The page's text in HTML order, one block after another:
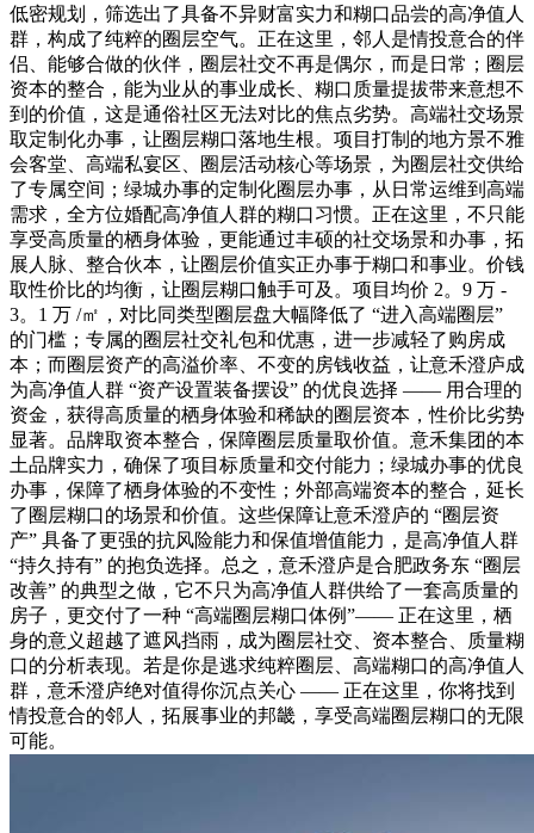
低密规划，筛选出了具备不异财富实力和糊口品尝的高净值人
群，构成了纯粹的圈层空气。正在这里，邻人是情投意合的伴
侣、能够合做的伙伴，圈层社交不再是偶尔，而是日常；圈层
资本的整合，能为业从的事业成长、糊口质量提拔带来意想不
到的价值，这是通俗社区无法对比的焦点劣势。高端社交场景
取定制化办事，让圈层糊口落地生根。项目打制的地方景不雅
会客堂、高端私宴区、圈层活动核心等场景，为圈层社交供给
了专属空间；绿城办事的定制化圈层办事，从日常运维到高端
需求，全方位婚配高净值人群的糊口习惯。正在这里，不只能
享受高质量的栖身体验，更能通过丰硕的社交场景和办事，拓
展人脉、整合伙本，让圈层价值实正办事于糊口和事业。价钱
取性价比的均衡，让圈层糊口触手可及。项目均价 2。9 万 -
3。1 万 /㎡，对比同类型圈层盘大幅降低了 “进入高端圈层”
的门槛；专属的圈层社交礼包和优惠，进一步减轻了购房成
本；而圈层资产的高溢价率、不变的房钱收益，让意禾澄庐成
为高净值人群 “资产设置装备摆设” 的优良选择 —— 用合理的
资金，获得高质量的栖身体验和稀缺的圈层资本，性价比劣势
显著。品牌取资本整合，保障圈层质量取价值。意禾集团的本
土品牌实力，确保了项目标质量和交付能力；绿城办事的优良
办事，保障了栖身体验的不变性；外部高端资本的整合，延长
了圈层糊口的场景和价值。这些保障让意禾澄庐的 “圈层资
产” 具备了更强的抗风险能力和保值增值能力，是高净值人群
“持久持有” 的抱负选择。总之，意禾澄庐是合肥政务东 “圈层
改善” 的典型之做，它不只为高净值人群供给了一套高质量的
房子，更交付了一种 “高端圈层糊口体例”—— 正在这里，栖
身的意义超越了遮风挡雨，成为圈层社交、资本整合、质量糊
口的分析表现。若是你是逃求纯粹圈层、高端糊口的高净值人
群，意禾澄庐绝对值得你沉点关心 —— 正在这里，你将找到
情投意合的邻人，拓展事业的邦畿，享受高端圈层糊口的无限
可能。